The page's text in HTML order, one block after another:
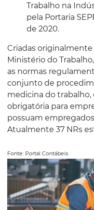
Trabalho na
pela Portaria
de 2020.
Criadas
Ministério do
as normas
conjunto de
medicina do trabalho,
obrigatória para
possuam
Atualmente 37 NRs
Fonte: Portal Contábeis